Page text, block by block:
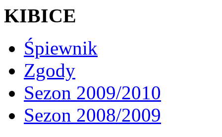
KIBICE
Śpiewnik
Zgody
Sezon 2009/2010
Sezon 2008/2009